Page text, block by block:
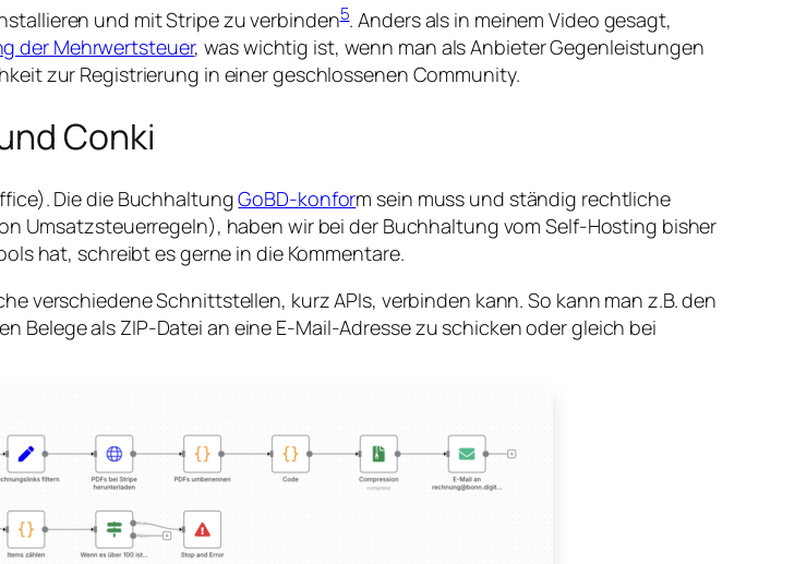
und mit Stripe zu verbinden5. Anders als in meinem Video gesagt,
der Mehrwertsteuer, was wichtig ist, wenn man als Anbieter Gegenleistungen
zur Registrierung in einer geschlossenen Community.
Conki
Die die BuchhaltungGoBD-konform sein muss und ständig rechtliche
Umsatzsteuerregeln), haben wir bei der Buchhaltung vom Self-Hosting bisher
hat, schreibt es gerne in die Kommentare.
verschiedene Schnittstellen, kurz APIs, verbinden kann. So kann man z.B. den
Belege als ZIP-Datei an eine E-Mail-Adresse zu schicken oder gleich bei